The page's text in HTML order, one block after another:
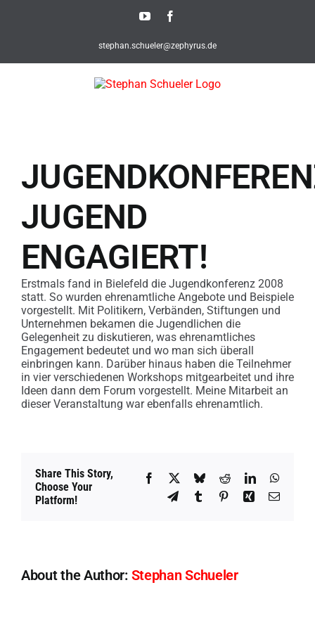
YouTube
stephan.schueler@zephyrus.de
JUGEND
ENGAGIERT!
Erstmals fand in Bielefeld die Jugendkonferenz 2008
statt. So wurden ehrenamtliche Angebote und Beispiele
vorgestellt. Mit Politikern, Verbänden, Stiftungen und
Unternehmen bekamen die Jugendlichen die
Gelegenheit zu diskutieren, was ehrenamtliches
Engagement bedeutet und wo man sich überall
einbringen kann. Darüber hinaus haben die Teilnehmer
in vier verschiedenen Workshops mitgearbeitet und ihre
Ideen dann dem Forum vorgestellt. Meine Mitarbeit an
dieser Veranstaltung war ebenfalls ehrenamtlich.
Share This Story,
Choose Your
Platform!
Facebook BlueskyRedditLinkedIn
TelegramTumblr PinterestXing Email
About the Author: Stephan Schueler